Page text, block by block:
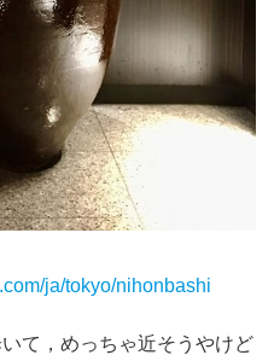
ja/tokyo/nihonbashi
て，めっちゃ近そうやけど